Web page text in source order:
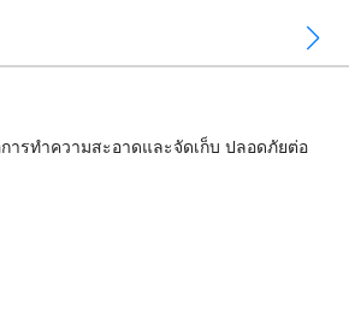
ารทำความสะอาดและจัดเก็บ ปลอดภัยต่อ